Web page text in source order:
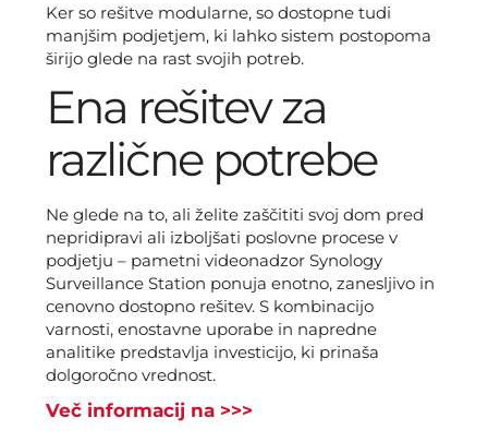
Ker so rešitve modularne, so dostopne tudi
manjšim podjetjem, ki lahko sistem postopoma
širijo glede na rast svojih potreb.
Ena rešitev za
različne potrebe
Ne glede na to, ali želite zaščititi svoj dom pred
nepridipravi ali izboljšati poslovne procese v
podjetju – pametni videonadzor Synology
Surveillance Station ponuja enotno, zanesljivo in
cenovno dostopno rešitev. S kombinacijo
varnosti, enostavne uporabe in napredne
analitike predstavlja investicijo, ki prinaša
dolgoročno vrednost.
Več informacij na >>>